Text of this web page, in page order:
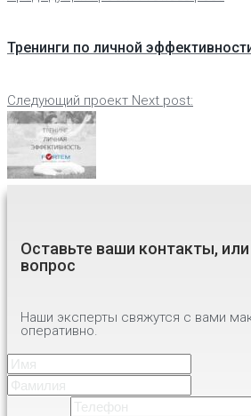
Тренинги по личной
Следующий проект Next post:
Оставьте ваши контакты,
вопрос
Наши эксперты свяжутся с вами
оперативно.